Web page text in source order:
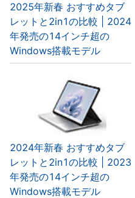
2025年新春 おすすめタブ
レットと2in1の比較 | 2024
年発売の14インチ超の
Windows搭載モデル
2024年新春 おすすめタブ
レットと2in1の比較 | 2023
年発売の14インチ超の
Windows搭載モデル